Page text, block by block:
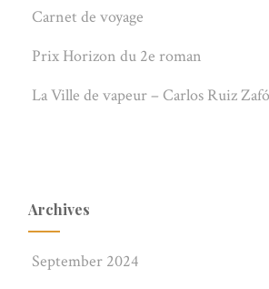
Carnet de voyage
Prix Horizon du 2e roman
La Ville de vapeur – Carlos Ruiz
Archives
September 2024